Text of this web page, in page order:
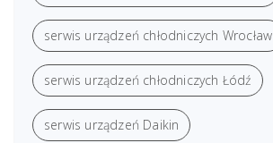
serwis urządzeń chłodniczych Wrocław
serwis urządzeń chłodniczych Łódź
serwis urządzeń Daikin